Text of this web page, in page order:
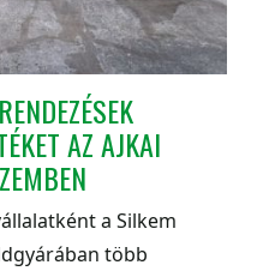
AZ AJKAI
a Silkem
több